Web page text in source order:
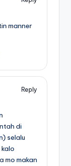
manner
Reply
di
selalu
mo makan